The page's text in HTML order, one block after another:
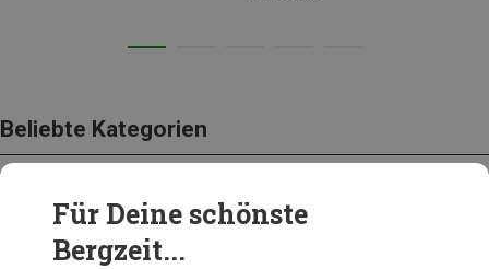
Beliebte Kategorien
SCHUHE
Für Deine schönste
Bergzeit...